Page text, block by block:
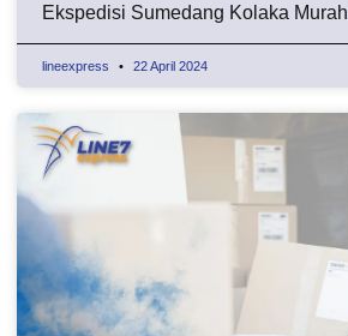
Ekspedisi Sumedang Kolaka Murah
lineexpress 22 April 2024